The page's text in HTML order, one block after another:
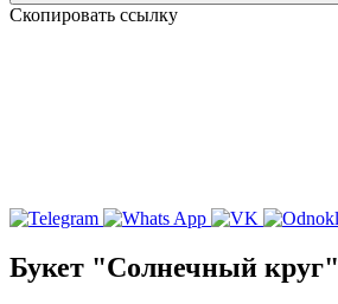
Скопировать ссылку
Букет "Солнечный круг"